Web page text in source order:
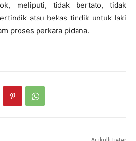
meliputi, tidak bertato, tidak
atau bekas tindik untuk laki
proses perkara pidana.